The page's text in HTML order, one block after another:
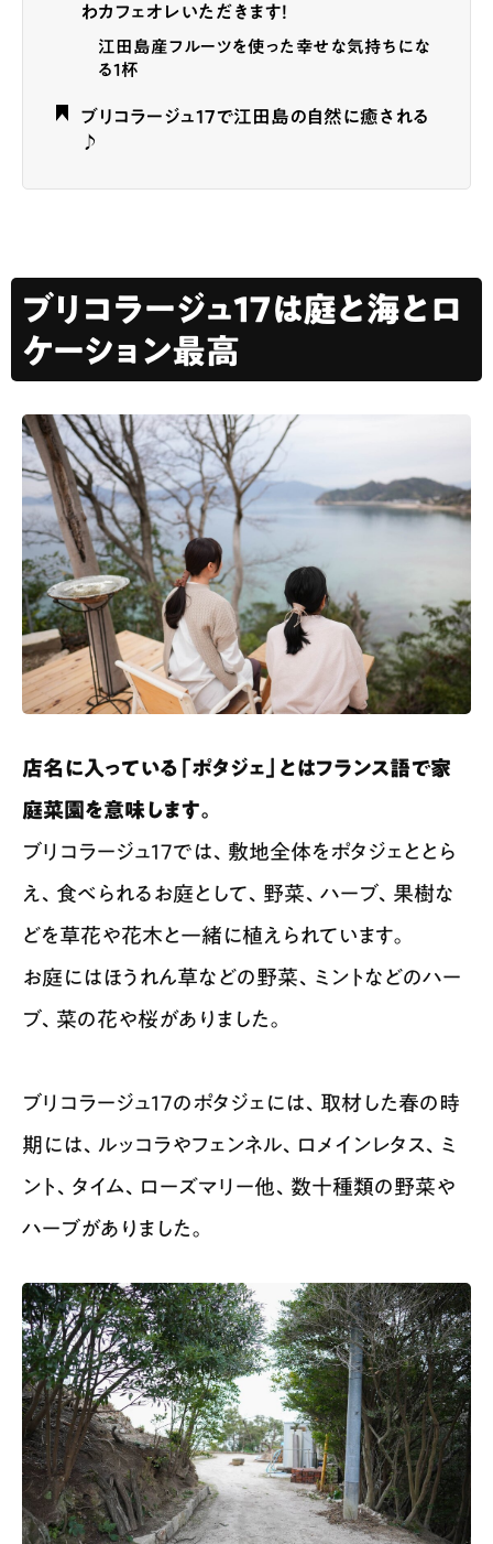
わカフェオレいただきます！
江田島産フルーツを使った幸せな気持ちにな
る1杯
ブリコラージュ17で江田島の自然に癒される
♪
ブリコラージュ17は庭と海とロ
ケーション最高
店名に入っている「ポタジェ」とはフランス語で家
庭菜園を意味します。
ブリコラージュ17では、敷地全体をポタジェととら
え、食べられるお庭として、野菜、ハーブ、果樹な
どを草花や花木と一緒に植えられています。
お庭にはほうれん草などの野菜、ミントなどのハー
ブ、菜の花や桜がありました。
ブリコラージュ17のポタジェには、取材した春の時
期には、ルッコラやフェンネル、ロメインレタス、ミ
ント、タイム、ローズマリー他、数十種類の野菜や
ハーブがありました。